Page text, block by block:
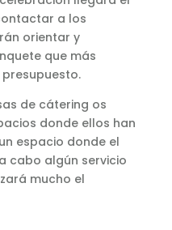
a los
orientar y
que más
de cátering os
donde ellos han
espacio donde el
cabo algún servicio
mucho el